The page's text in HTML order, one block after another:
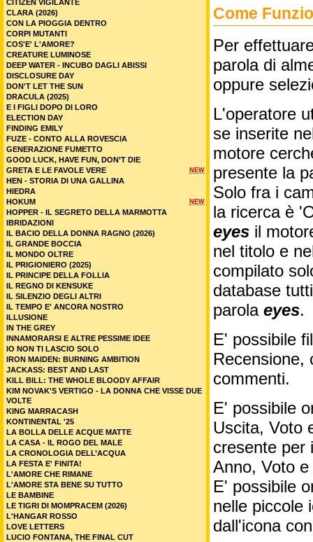
Come
Per
parola di
oppure
L'operatore
se inserite
motore
presente la
Solo fra i
la ricerca è
eyes il
nel titolo e
compilato
database
parola eyes.
E' possibile
Recensione,
commenti.
E' possibile
Uscita, Voto
cresente per
Anno, Voto
E' possibile
nelle piccole
dall'icona
CITIZEN VIGILANTE
CLARA (2026)
CON LA PIOGGIA DENTRO
CORPI MUTANTI
COS'E' L'AMORE?
CREATURE LUMINOSE
DEEP WATER - INCUBO DAGLI ABISSI
DISCLOSURE DAY
DON'T LET THE SUN
DRACULA (2025)
E I FIGLI DOPO DI LORO
ELECTION DAY
FINDING EMILY
FUZE - CONTO ALLA ROVESCIA
GENERAZIONE FUMETTO
GOOD LUCK, HAVE FUN, DON’T DIE
NEW
GRETA E LE FAVOLE VERE
HEN - STORIA DI UNA GALLINA
HIEDRA
NEW
HOKUM
HOPPER - IL SEGRETO DELLA MARMOTTA
IBRIDAZIONI
IL BACIO DELLA DONNA RAGNO (2026)
IL GRANDE BOCCIA
IL MONDO OLTRE
IL PRIGIONIERO (2025)
IL PRINCIPE DELLA FOLLIA
IL REGNO DI KENSUKE
IL SILENZIO DEGLI ALTRI
IL TEMPO E' ANCORA NOSTRO
ILLUSIONE
IN THE GREY
INNAMORARSI E ALTRE PESSIME IDEE
IO NON TI LASCIO SOLO
IRON MAIDEN: BURNING AMBITION
JACKASS: BEST AND LAST
KILL BILL: THE WHOLE BLOODY AFFAIR
KIM NOVAK'S VERTIGO - LA DONNA CHE VISSE DUE
VOLTE
KING MARRACASH
KONTINENTAL '25
LA BOLLA DELLE ACQUE MATTE
LA CASA - IL ROGO DEL MALE
LA CRONOLOGIA DELL’ACQUA
LA FESTA E' FINITA!
L'AMORE CHE RIMANE
L'AMORE STA BENE SU TUTTO
LE BAMBINE
LE TIGRI DI MOMPRACEM (2026)
L'HANGAR ROSSO
LOVE LETTERS
LUCIO FONTANA, THE FINAL CUT